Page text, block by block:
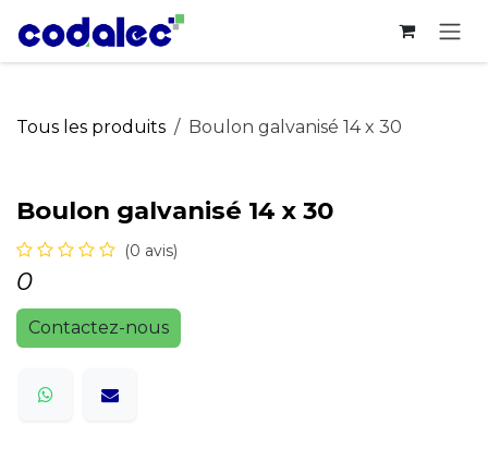
Se rendre au contenu
Tous les produits Boulon galvanisé 14 x 30
Boulon galvanisé 14 x 30
(0 avis)
0
Contactez-nous